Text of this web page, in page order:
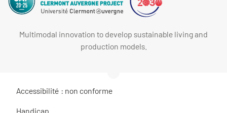
Multimodal innovation to develop sustainable living and
production models.
Accessibilité : non conforme
Handicap